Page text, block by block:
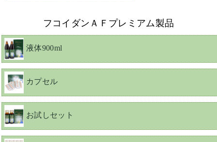
フコイダンＡＦプレミアム製品
液体900ml
カプセル
お試しセット